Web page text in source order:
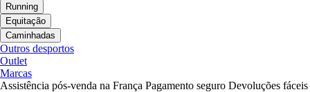
Running
Equitação
Caminhadas
Outros desportos
Outlet
Marcas
Assistência pós-venda na França Pagamento seguro Devoluções fáceis